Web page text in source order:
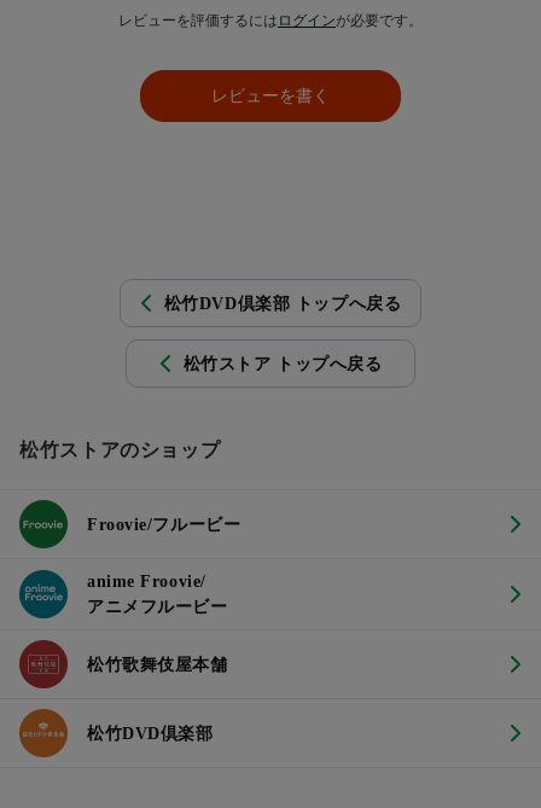
レビューを評価するには ログインが必要です。
レビューを書く
松竹DVD倶楽部 トップへ戻る
松竹ストア トップへ戻る
松竹ストアのショップ
Froovie/フルービー
anime Froovie/
アニメフルービー
松竹歌舞伎屋本舗
松竹DVD倶楽部